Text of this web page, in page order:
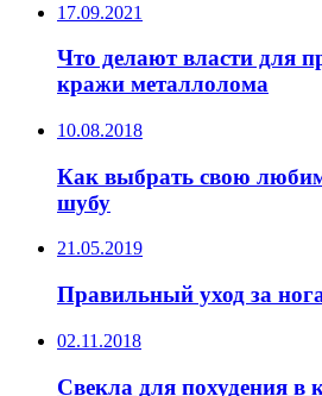
17.09.2021
Что делают власти для
кражи металлолома
10.08.2018
Как выбрать свою
шубу
21.05.2019
Правильный уход за
02.11.2018
Свекла для похудения в